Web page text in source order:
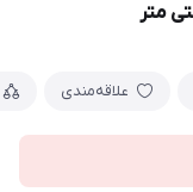
علاقه‌مندی